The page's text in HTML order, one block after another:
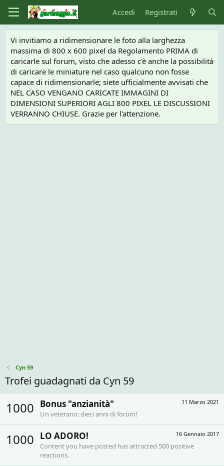
Accedi Registrati
Vi invitiamo a ridimensionare le foto alla larghezza
massima di 800 x 600 pixel da Regolamento PRIMA di
caricarle sul forum, visto che adesso c'è anche la possibilità
di caricare le miniature nel caso qualcuno non fosse
capace di ridimensionarle; siete ufficialmente avvisati che
NEL CASO VENGANO CARICATE IMMAGINI DI
DIMENSIONI SUPERIORI AGLI 800 PIXEL LE DISCUSSIONI
VERRANNO CHIUSE. Grazie per l'attenzione.
Cyn 59
Trofei guadagnati da Cyn 59
1000 11 Marzo 2021
Bonus "anzianità"
Un veterano: dieci anni di forum!
1000 16 Gennaio 2017
LO ADORO!
Content you have posted has attracted 500 positive
reactions.